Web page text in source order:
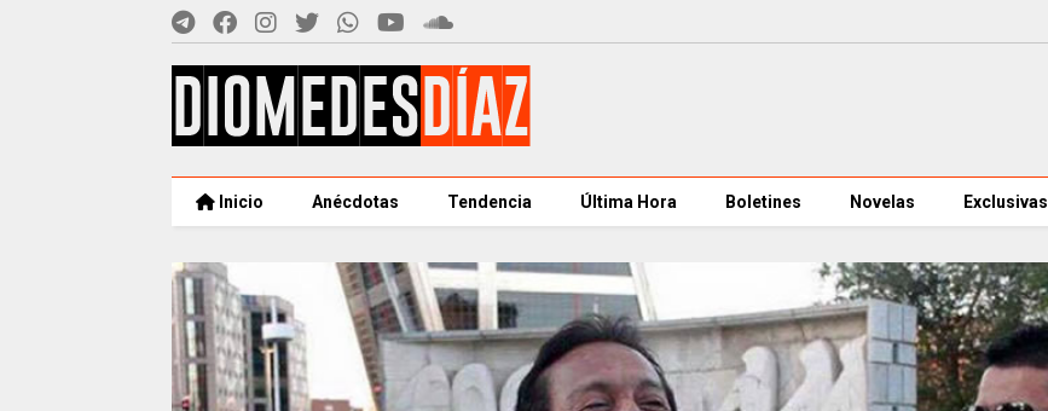
Inicio Anécdotas Tendencia Última Hora Boletines Novelas Exclusivas